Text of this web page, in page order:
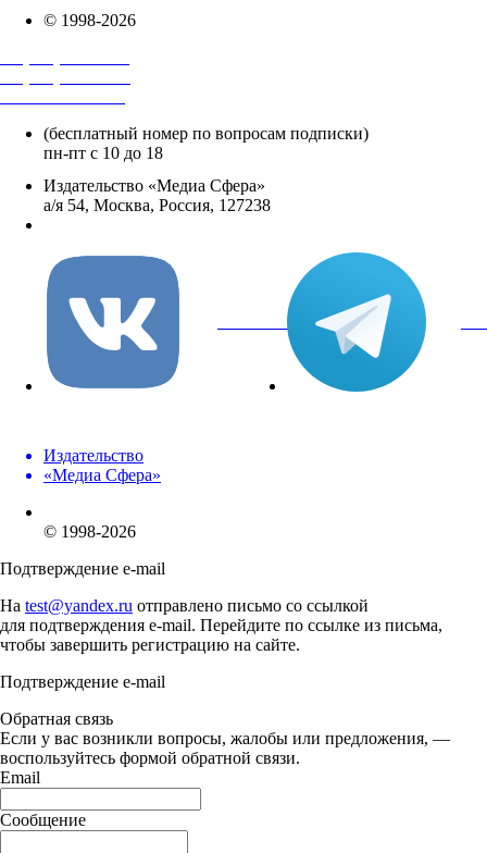
© 1998-2026
(бесплатный номер по вопросам подписки)
пн-пт с 10 до 18
Издательство «Медиа Сфера»
а/я 54, Москва, Россия, 127238
вКонтакте
Издательство
«Медиа Сфера»
© 1998-2026
Подтверждение e-mail
На test@yandex.ru отправлено письмо со ссылкой
для подтверждения e-mail. Перейдите по ссылке из письма,
чтобы завершить регистрацию на сайте.
Подтверждение e-mail
Обратная связь
Если у вас возникли вопросы, жалобы или предложения, —
воспользуйтесь формой обратной связи.
Email
Сообщение